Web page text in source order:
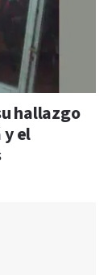
hallazgo
y el